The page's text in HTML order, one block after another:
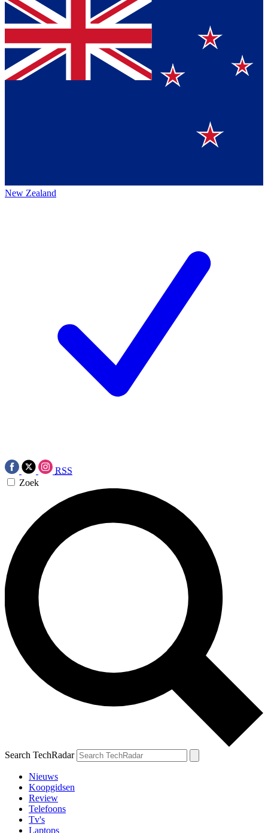
New Zealand
RSS
Zoek
Search TechRadar
Nieuws
Koopgidsen
Review
Telefoons
Tv's
Laptops